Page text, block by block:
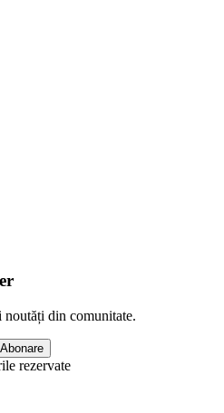
noutăți din comunitate.
Abonare
rezervate